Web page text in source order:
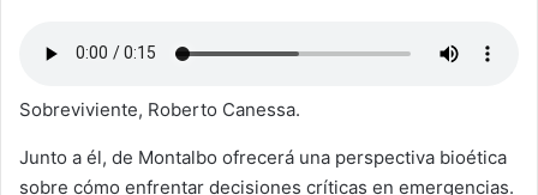
Sobreviviente, Roberto Canessa.
Junto a él, de Montalbo ofrecerá una perspectiva bioética
sobre cómo enfrentar decisiones críticas en emergencias.